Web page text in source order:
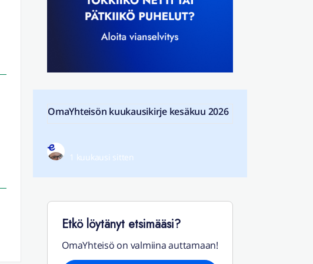
OmaYhteisön kuukausikirje kesäkuu 2026
1 kuukausi sitten
Etkö löytänyt etsimääsi?
OmaYhteisö on valmiina auttamaan!